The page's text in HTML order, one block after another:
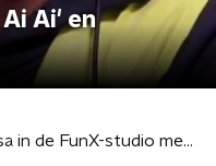
Ai' en
Chip Charlez bouwt fissa in de FunX-studio met 'Ai Ai Ai' en 'Wakka'